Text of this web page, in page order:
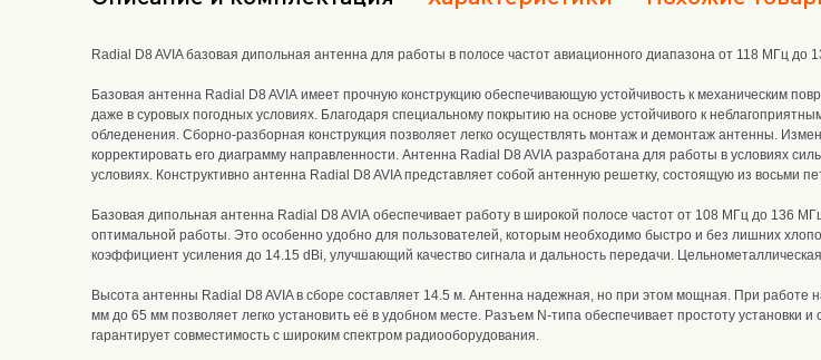
Radial D8 AVIA базовая дипольная антенна для работы в полосе частот авиационного диапазона от 118 МГц
Базовая антенна Radial D8 AVIA имеет прочную конструкцию ​​ обеспечивающую устойчивость к механическим
даже в суровых погодных условиях. Благодаря специальному покрытию на основе устойчивого к
обледенения. Сборно-разборная конструкция позволяет легко осуществлять монтаж и демонтаж антенны.
корректировать его диаграмму направленности. Антенна Radial D8 AVIA разработана для работы в условиях
условиях. Конструктивно антенна Radial D8 AVIA представляет собой антенную решетку, состоящую из восьми
Базовая дипольная антенна Radial D8 AVIA обеспечивает работу в широкой полосе частот от 108 МГц до 136
оптимальной работы. Это особенно удобно для пользователей, которым необходимо быстро и без лишних
коэффициент усиления до 14.15 dBi, улучшающий качество сигнала и дальность передачи.
Высота антенны Radial D8 AVIA в сборе составляет 14.5 м. Антенна надежная, но при этом мощная. При работе
мм до 65 мм позволяет легко установить её в удобном месте. Разъем N-типа обеспечивает простоту установки
гарантирует совместимость с широким спектром радиооборудования.